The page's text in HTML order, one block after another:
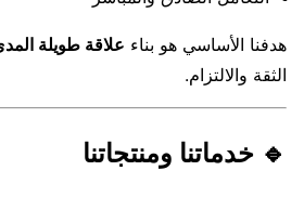
هدفنا الأساسي هو بناء علاقة طويلة
الثقة والالتزام.
🔹 خدماتنا ومنتجاتنا